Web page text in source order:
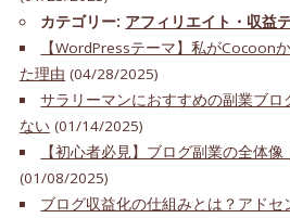
カテゴリー: アフィリエイト・収益
【WordPressテーマ】私がCocoon
た理由 (04/28/2025)
サラリーマンにおすすめの副業ブ
ない(01/14/2025)
【初心者必見】ブログ副業の全体
(01/08/2025)
ブログ収益化の仕組みとは？アド